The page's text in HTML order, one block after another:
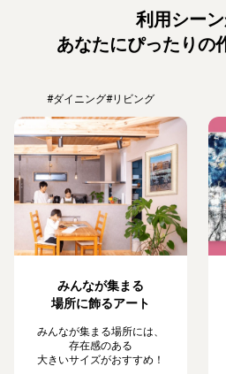
利用シー
あなたにぴったりの
#ダイニング#リビング
みんなが集まる
場所に飾るアート
みんなが集まる場所には、
存在感のある
大きいサイズがおすすめ！